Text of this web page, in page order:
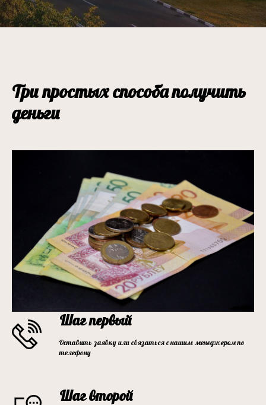
Три простых способа получить
деньги
Шаг первый
Оставить заявку или связаться с нашим менеджером по
телефону
Шаг второй